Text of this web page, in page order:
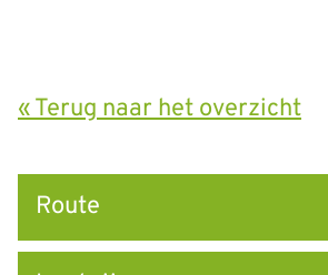
« Terug naar het overzicht
naar
Route